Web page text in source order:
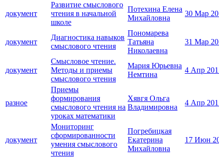
документ
Развитие смыслового
чтения в начальной
школе
Потехина Елена
Михайловна
30 Мар
документ
Диагностика навыков
смыслового чтения
Пономарева
Татьяна
Николаевна
31 Мар
документ
Смысловое чтение.
Методы и приемы
смыслового чтения
Мария Юрьевна
Немтина
4 Апр
разное
Приемы
формирования
смыслового чтения на
уроках математики
Хявгя Ольга
Владимировна
4 Апр
документ
Мониторинг
сформированности
умения смыслового
чтения
Погребицкая
Екатерина
Михайловна
17 Июн